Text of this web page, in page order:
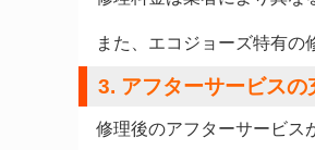
また、エコジョーズ特有の
3. アフターサービスの
修理後のアフターサービス